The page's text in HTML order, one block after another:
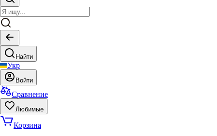
Найти
Укр
Войти
Сравнение
Любимые
Корзина